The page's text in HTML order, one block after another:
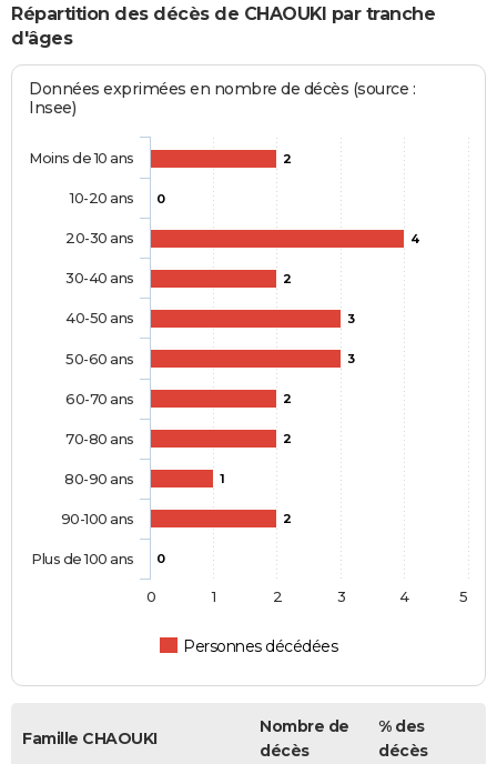
Répartition des décès de CHAOUKI par tranche
d'âges
Données exprimées en nombre de décès (source :
Insee)
2
0
4
2
3
3
2
2
1
2
0
Personnes décédées
Moins de 10 ans
10-20 ans
20-30 ans
30-40 ans
40-50 ans
50-60 ans
60-70 ans
70-80 ans
80-90 ans
90-100 ans
Plus de 100 ans
0 1 2 3 4 5
Famille CHAOUKI
Nombre de
décès
% des
décès